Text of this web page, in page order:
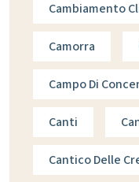
Cambiamento
Camorra
Campo Di
Canti
Cantico Delle